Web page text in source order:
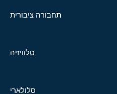
תחבורה ציבורית
טלוויזיה
סלולארי